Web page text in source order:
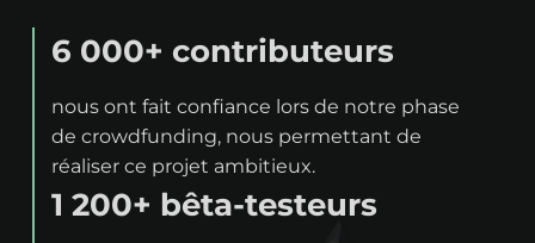
6 000+ contributeurs
nous ont fait confiance lors de notre phase
de crowdfunding, nous permettant de
réaliser ce projet ambitieux.
1 200+ bêta-testeurs